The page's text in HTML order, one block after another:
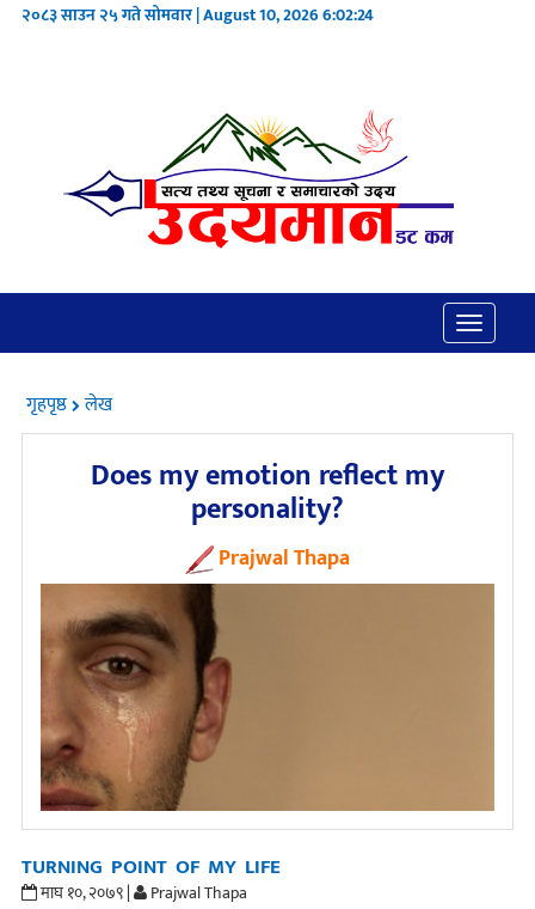
२०८३ साउन २५ गते सोमवार | August 10, 20266:02:24
Toggle
गृहपृष्ठ लेख
Does my emotion reflect my
personality?
Prajwal Thapa
TURNING POINT OF MY LIFE
माघ १०, २०७९ | Prajwal Thapa